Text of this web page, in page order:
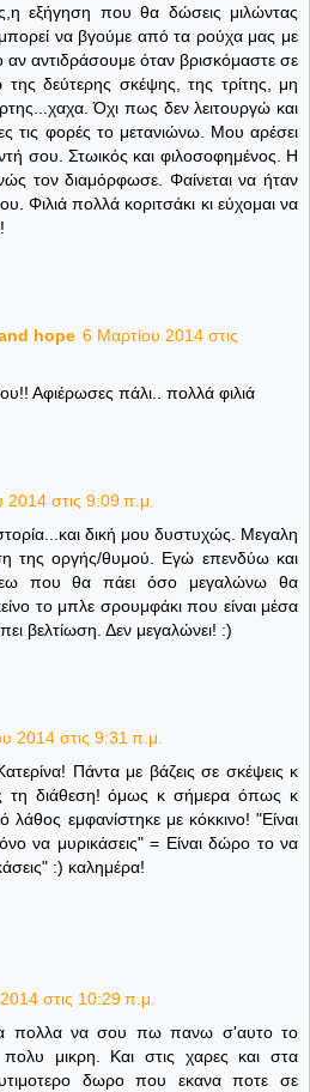
εξήγηση που θα δώσεις μιλώντας
να βγούμε από τα ρούχα μας με
αν αντιδράσουμε όταν βρισκόμαστε σε
της δεύτερης σκέψης, της τρίτης, μη
Όχι πως δεν λειτουργώ και
τις φορές το μετανιώνω. Μου αρέσει
σου. Στωικός και φιλοσοφημένος. Η
τον διαμόρφωσε. Φαίνεται να ήταν
Φιλιά πολλά κοριτσάκι κι εύχομαι να
hope 6 Μαρτίου 2014 στις
Αφιέρωσες πάλι.. πολλά φιλιά
2014 στις 9:09 π.μ.
δική μου δυστυχώς. Μεγαλη
της οργής/θυμού. Εγώ επενδύω και
που θα πάει όσο μεγαλώνω θα
το μπλε σρουμφάκι που είναι μέσα
βελτίωση. Δεν μεγαλώνει! :)
2014 στις 9:31 π.μ.
Πάντα με βάζεις σε σκέψεις κ
τη διάθεση! όμως κ σήμερα όπως κ
λάθος εμφανίστηκε με κόκκινο! "Είναι
να μυρικάσεις" = Είναι δώρο το να
:) καλημέρα!
στις 10:29 π.μ.
πολλα να σου πω πανω σ'αυτο το
μικρη. Και στις χαρες και στα
δωρο που εκανα ποτε σε